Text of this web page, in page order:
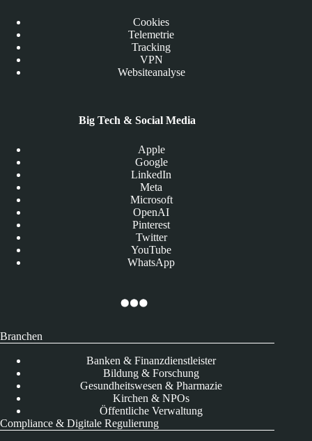
Cookies
Telemetrie
Tracking
VPN
Websiteanalyse
Big Tech & Social Media
Apple
Google
LinkedIn
Meta
Microsoft
OpenAI
Pinterest
Twitter
YouTube
WhatsApp
Branchen
Banken & Finanzdienstleister
Bildung & Forschung
Gesundheitswesen & Pharmazie
Kirchen & NPOs
Öffentliche Verwaltung
Compliance & Digitale Regulierung